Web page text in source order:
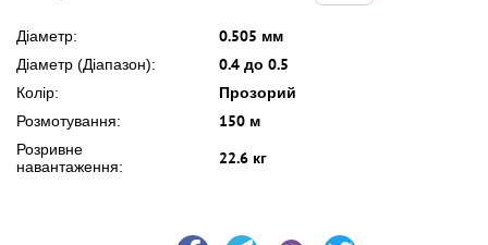
Діаметр: 0.505 мм
Діаметр (Діапазон): 0.4 до 0.5
Колір: Прозорий
Розмотування: 150 м
Розривне
навантаження:
22.6 кг